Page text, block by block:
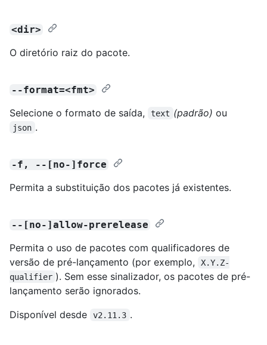
<dir>
O diretório raiz do pacote.
--format=<fmt>
Selecione o formato de saída, text (padrão) ou
json .
-f, --[no-]force
Permita a substituição dos pacotes já existentes.
--[no-]allow-prerelease
Permita o uso de pacotes com qualificadores de
versão de pré-lançamento (por exemplo,
X.Y.Z-
qualifier ). Sem esse sinalizador, os pacotes de pré-
lançamento serão ignorados.
Disponível desde
v2.11.3 .